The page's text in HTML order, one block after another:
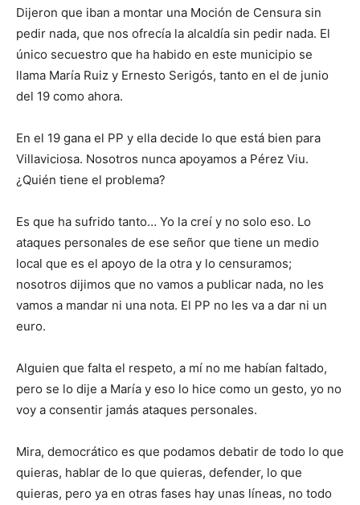
Dijeron que iban a montar una Moción de Censura sin
pedir nada, que nos ofrecía la alcaldía sin pedir nada. El
único secuestro que ha habido en este municipio se
llama María Ruiz y Ernesto Serigós, tanto en el de junio
del 19 como ahora.
En el 19 gana el PP y ella decide lo que está bien para
Villaviciosa. Nosotros nunca apoyamos a Pérez Viu.
¿Quién tiene el problema?
Es que ha sufrido tanto… Yo la creí y no solo eso. Lo
ataques personales de ese señor que tiene un medio
local que es el apoyo de la otra y lo censuramos;
nosotros dijimos que no vamos a publicar nada, no les
vamos a mandar ni una nota. El PP no les va a dar ni un
euro.
Alguien que falta el respeto, a mí no me habían faltado,
pero se lo dije a María y eso lo hice como un gesto, yo no
voy a consentir jamás ataques personales.
Mira, democrático es que podamos debatir de todo lo que
quieras, hablar de lo que quieras, defender, lo que
quieras, pero ya en otras fases hay unas líneas, no todo